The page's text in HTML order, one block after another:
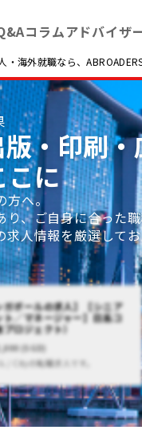
コラムアドバイザ
海外就職なら、
・印刷
こに
方へ。
、ご自身に合った
人情報を厳選してお
ガポールの求人】【シニア
ト／マネージャー】日系コ
ロジェクト）
(SGD)
/ Cityの転職求人です。